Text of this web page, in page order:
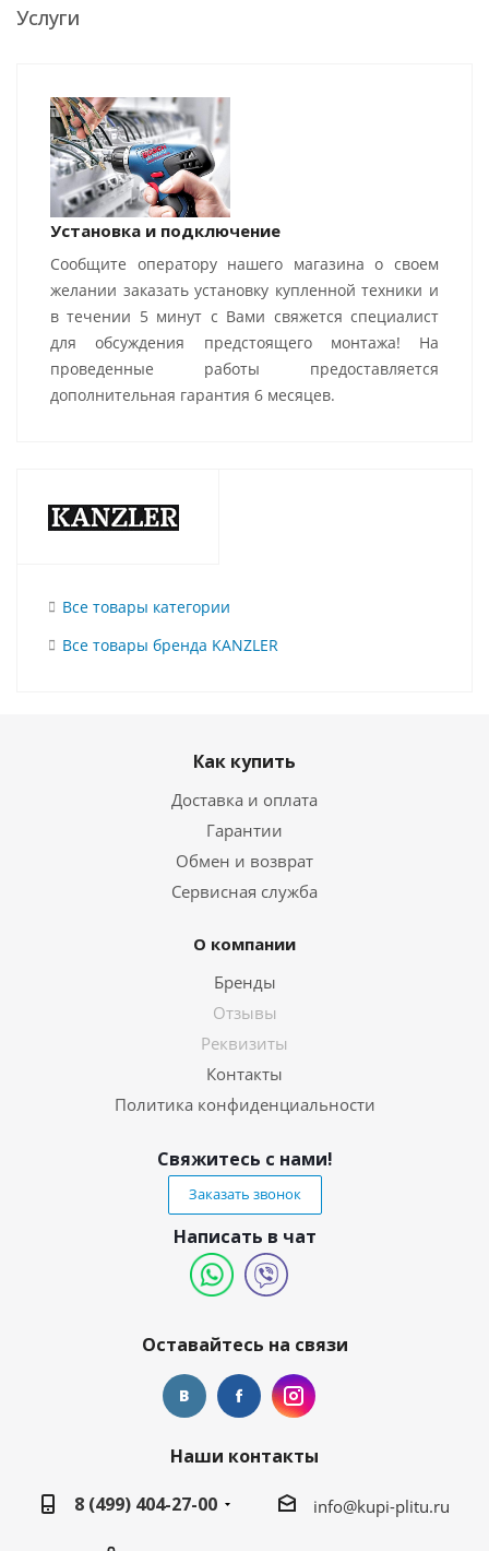
Услуги
Установка и подключение
Сообщите оператору нашего магазина о своем
желании заказать установку купленной техники и
в течении 5 минут с Вами свяжется специалист
для обсуждения предстоящего монтажа! На
проведенные работы предоставляется
дополнительная гарантия 6 месяцев.
Все товары категории
Все товары бренда KANZLER
Как купить
Доставка и оплата
Гарантии
Обмен и возврат
Сервисная служба
О компании
Бренды
Отзывы
Реквизиты
Контакты
Политика конфиденциальности
Свяжитесь с нами!
Заказать звонок
Написать в чат
Оставайтесь на связи
Наши контакты
8 (499) 404-27-00
info@kupi-plitu.ru